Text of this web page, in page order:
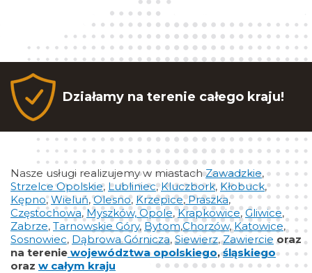
Działamy na terenie całego kraju!
Nasze usługi realizujemy w miastachZawadzkie,
Strzelce Opolskie, Lubliniec,Kluczbork, Kłobuck,
Kępno,Wieluń,Olesno, Krzepice,Praszka,
Częstochowa,Myszków,Opole,Krapkowice,Gliwice,
Zabrze, Tarnowskie Góry, Bytom,Chorzów,Katowice,
Sosnowiec, Dąbrowa Górnicza,Siewierz,Zawiercie oraz
na terenie województwa opolskiego,śląskiego
oraz w całym kraju